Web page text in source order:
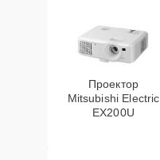
Проектор
Mitsubishi Electric
EX200U